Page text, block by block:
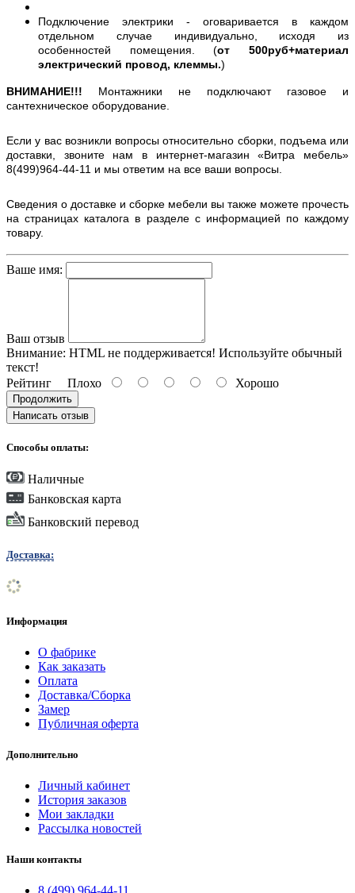
Подключение электрики - оговаривается в каждом
отдельном случае индивидуально, исходя из
особенностей помещения. (от 500руб+материал
электрический провод, клеммы.)
ВНИМАНИЕ!!! Монтажники не подключают газовое и
сантехническое оборудование.
Если у вас возникли вопросы относительно сборки, подъема или
доставки, звоните нам в интернет-магазин «Витра мебель»
8(499)964-44-11 и мы ответим на все ваши вопросы.
Сведения о доставке и сборке мебели вы также можете прочесть
на страницах каталога в разделе с информацией по каждому
товару.
Ваше имя:
Ваш отзыв
Внимание: HTML не поддерживается! Используйте обычный
текст!
Рейтинг Плохо Хорошо
Продолжить
Написать отзыв
Способы оплаты:
Наличные
Банковская карта
Банковский перевод
Доставка:
Информация
О фабрике
Как заказать
Оплата
Доставка/Сборка
Замер
Публичная оферта
Дополнительно
Личный кабинет
История заказов
Мои закладки
Рассылка новостей
Наши контакты